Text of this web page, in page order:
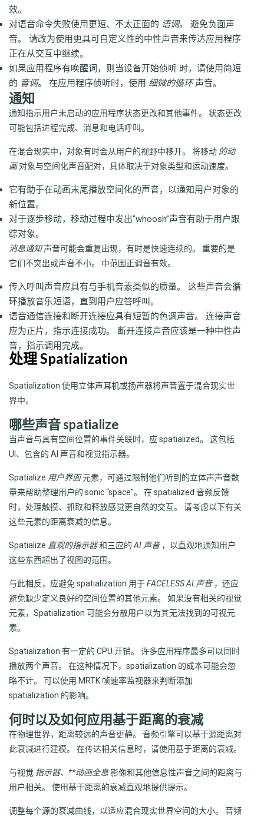
效。
对语音命令失败使用更短、不太正面的 语调。 避免负面声
音。 请改为使用更具可自定义性的中性声音来传达应用程序
正在从交互中继续。
如果应用程序有唤醒词，则当设备开始侦听 时，请使用简短
的 音调。 在应用程序侦听时，使用 细微的循环声音。
通知
通知指示用户未启动的应用程序状态更改和其他事件。 状态更改
可能包括进程完成、消息和电话呼叫。
在混合现实中，对象有时会从用户的视野中移开。 将移动 的动
画对象与空间化声音配对，具体取决于对象类型和运动速度。
它有助于在动画末尾播放空间化的声音，以通知用户对象的
新位置。
对于逐步移动，移动过程中发出”whoosh”声音有助于用户跟
踪对象。
消息通知声音可能会重复出现，有时是快速连续的。 重要的是
它们不突出或声音不小。 中范围正调音有效。
传入呼叫声音应具有与手机音素类似的质量。 这些声音会循
环播放音乐短语，直到用户应答呼叫。
语音通信连接和断开连接应具有短暂的色调声音。 连接声音
应为正片，指示连接成功。 断开连接声音应该是一种中性声
音，指示调用完成。
处理 Spatialization
Spatialization 使用立体声耳机或扬声器将声音置于混合现实世
界中。
哪些声音 spatialize
当声音与具有空间位置的事件关联时，应 spatialized。 这包括
UI、包含的 AI 声音和视觉指示器。
Spatialize 用户界面元素，可通过限制他们听到的立体声声音数
量来帮助整理用户的 sonic “space”。 在 spatialized 音频反馈
时，处理触摸、抓取和释放感觉更自然的交互。 请考虑以下有关
这些元素的距离衰减的信息。
Spatialize 直观的指示器和三应的 AI 声音，以直观地通知用户
这些东西超出了视图的范围。
与此相反，应避免 spatialization 用于FACELESS AI 声音，还应
避免缺少定义良好的空间位置的其他元素。 如果没有相关的视觉
元素，Spatialization 可能会分散用户以为其无法找到的可视元
素。
Spatialization 有一定的 CPU 开销。 许多应用程序最多可以同时
播放两个声音。 在这种情况下，spatialization 的成本可能会忽
略不计。 可以使用 MRTK 帧速率监视器来判断添加
spatialization 的影响。
何时以及如何应用基于距离的衰减
在物理世界，距离较远的声音更静。 音频引擎可以基于源距离对
此衰减进行建模。 在传达相关信息时，请使用基于距离的衰减。
与视觉 指示器、**动画全息 影像和其他信息性声音之间的距离与
用户相关。 使用基于距离的衰减直观地提供提示。
调整每个源的衰减曲线，以适应混合现实世界空间的大小。 音频